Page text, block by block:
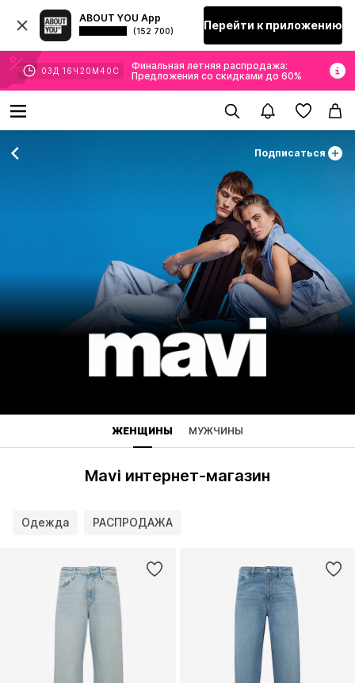
ABOUT YOU App
(152 700) Перейти к приложению
03 Д 16 Ч 20 М 38 С
Финальная летняя распродажа:
Предложения со скидками до 60%
Подписаться
ЖЕНЩИНЫ МУЖЧИНЫ
Mavi интернет-магазин
Одежда РАСПРОДАЖА